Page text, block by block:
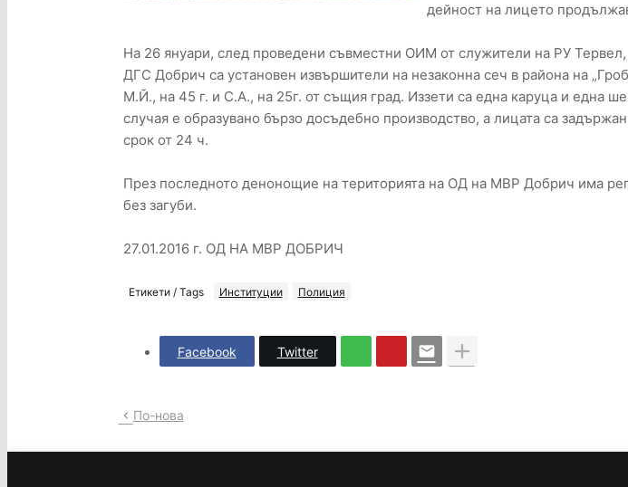
дейност на лицето
На 26 януари, след проведени съвместни ОИМ от служители на РУ
ДГС Добрич са установен извършители на незаконна сеч в района на
М.Й., на 45 г. и С.А., на 25г. от същия град. Иззети са една каруца и една
случая е образувано бързо досъдебно производство, а лицата са
срок от 24 ч.
През последното денонощие на територията на ОД на МВР Добрич има
без загуби.
27.01.2016 г. ОД НА МВР ДОБРИЧ
Етикети / Tags Институции Полиция
Facebook Twitter
По-нова